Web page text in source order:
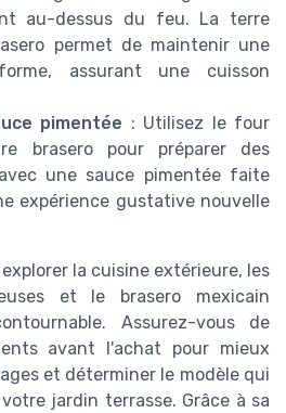
au-dessus du feu. La terre
permet de maintenir une
assurant une cuisson
pimentée : Utilisez le four
brasero pour préparer des
une sauce pimentée faite
expérience gustative nouvelle
la cuisine extérieure, les
et le brasero mexicain
Assurez-vous de
avant l'achat pour mieux
et déterminer le modèle qui
jardin terrasse. Grâce à sa